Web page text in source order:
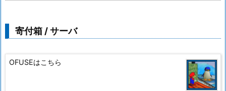
寄付箱 / サーバ
OFUSEはこちら